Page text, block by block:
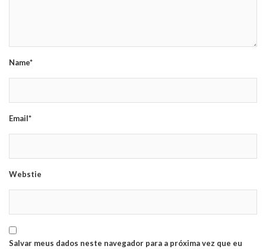
Name*
Email*
Webstie
Salvar meus dados neste navegador para a próxima vez que eu